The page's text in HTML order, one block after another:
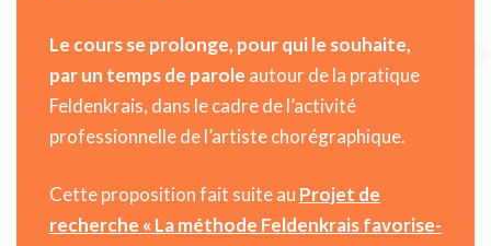
Le cours se prolonge, pour qui le souhaite,
par un temps de parole autour de la pratique
Feldenkrais, dans le cadre de l’activité
professionnelle de l’artiste chorégraphique.
Cette proposition fait suite au Projet de
recherche « La méthode Feldenkrais favorise-